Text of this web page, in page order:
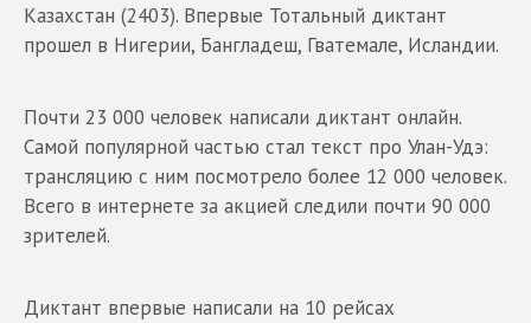
Казахстан (2403). Впервые Тотальный диктант
прошел в Нигерии, Бангладеш, Гватемале, Исландии.
Почти 23 000 человек написали диктант онлайн.
Самой популярной частью стал текст про Улан-Удэ:
трансляцию с ним посмотрело более 12 000 человек.
Всего в интернете за акцией следили почти 90 000
зрителей.
Диктант впервые написали на 10 рейсах